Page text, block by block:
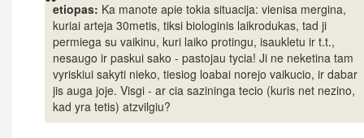
etiopas: Ka manote apie tokia situacija: vienisa mergina,
kuriai arteja 30metis, tiksi biologinis laikrodukas, tad ji
permiega su vaikinu, kuri laiko protingu, isaukletu ir t.t.,
nesaugo ir paskui sako - pastojau tycia! Ji ne neketina tam
vyriskiui sakyti nieko, tiesiog loabai norejo vaikucio, ir dabar
jis auga joje. Visgi - ar cia sazininga tecio (kuris net nezino,
kad yra tetis) atzvilgiu?